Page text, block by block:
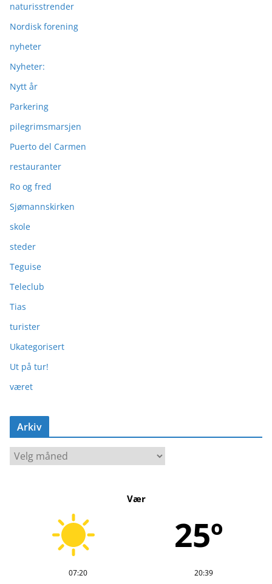
naturisstrender
Nordisk forening
nyheter
Nyheter:
Nytt år
Parkering
pilegrimsmarsjen
Puerto del Carmen
restauranter
Ro og fred
Sjømannskirken
skole
steder
Teguise
Teleclub
Tias
turister
Ukategorisert
Ut på tur!
været
Arkiv
A
Vær
25º
07:20
20:39